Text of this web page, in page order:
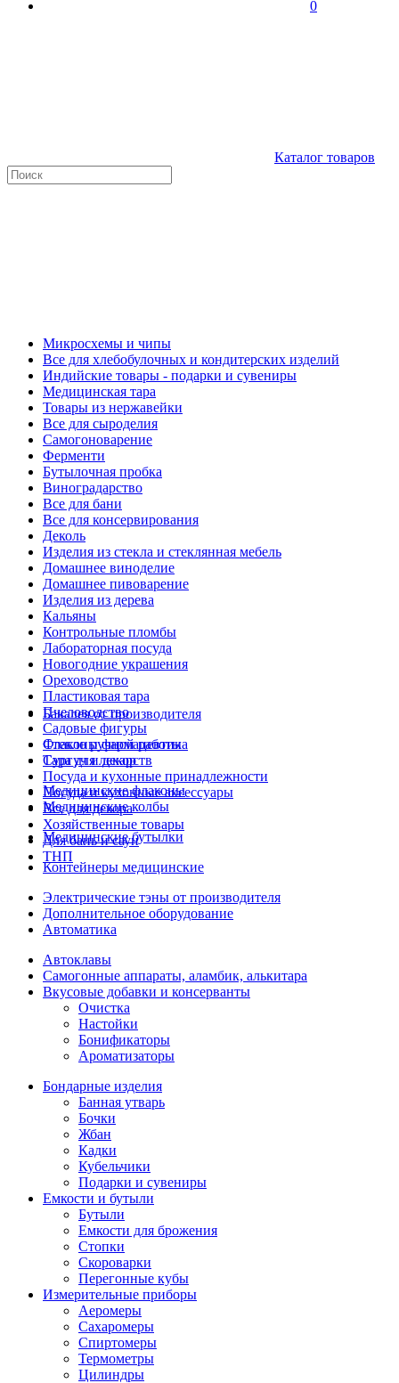
0
Каталог товаров
Микросхемы и чипы
Все для хлебобулочных и кондитерских изделий
Индийские товары - подарки и сувениры
Медицинская тара
Товары из нержавейки
Все для сыроделия
Самогоноварение
Ферменти
Бутылочная пробка
Виноградарство
Все для бани
Все для консервирования
Деколь
Изделия из стекла и стеклянная мебель
Домашнее виноделие
Домашнее пивоварение
Изделия из дерева
Кальяны
Контрольные пломбы
Лабораторная посуда
Новогодние украшения
Ореховодство
Пластиковая тара
Пчеловодство
Садовые фигуры
Стекло ручной работы
Сургуч и декор
Посуда и кухонные принадлежности
Посуда и кухонные аксессуары
Все для декора
Хозяйственные товары
Для бань и саун
ТНП
Бакалея от производителя
Флаконы фармацевтика
Тара для лекарств
Медицинские флаконы
Медицинские колбы
Медицинские бутылки
Контейнеры медицинские
Электрические тэны от производителя
Дополнительное оборудование
Автоматика
Автоклавы
Самогонные аппараты, аламбик, алькитара
Вкусовые добавки и консерванты
Очистка
Настойки
Бонификаторы
Ароматизаторы
Бондарные изделия
Банная утварь
Бочки
Жбан
Кадки
Кубельчики
Подарки и сувениры
Емкости и бутыли
Бутыли
Емкости для брожения
Стопки
Скороварки
Перегонные кубы
Измерительные приборы
Аеромеры
Сахаромеры
Спиртомеры
Термометры
Цилиндры